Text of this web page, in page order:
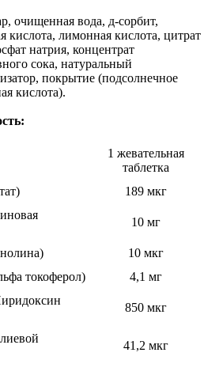
очищенная вода, д-сорбит,
кислота, лимонная кислота, цитрат
натрия, концентрат
сока, натуральный
покрытие (подсолнечное
кислота).
1 жевательная
таблетка
189 мкг
10 мг
10 мкг
токоферол)
4,1 мг
850 мкг
41,2 мкг